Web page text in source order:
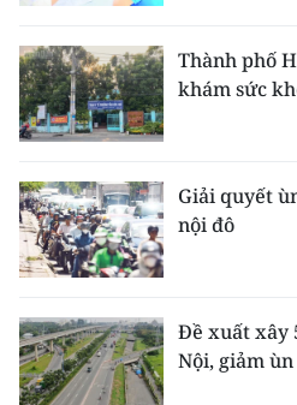
Duyên hải Nam Trung Bộ và
Nguyên
Đông Nam Bộ
Đồng bằng sông Cửu Long
Chuyên trang Hà Nội
Chuyên trang TP. Hồ Chí
CHUYÊN ĐỀ
CÁC CHUYÊN TRANG
Thành phố
khám sức
Giải quyết
nội đô
Đề xuất xây
Nội, giảm